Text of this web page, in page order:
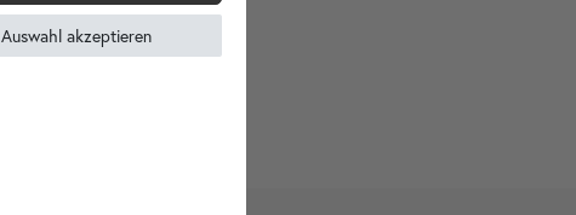
Auswahl akzeptieren